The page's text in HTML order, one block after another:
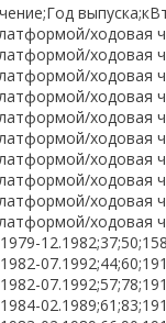
ходовая
ходовая
ходовая
ходовая
ходовая
ходовая
ходовая
ходовая
ходовая
ходовая